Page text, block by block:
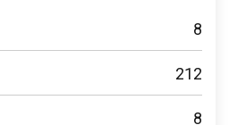
8
212
8